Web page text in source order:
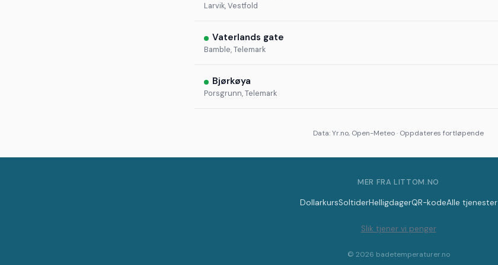
Larvik, Vestfold
Vaterlands gate
Bamble, Telemark
Bjørkøya
Porsgrunn, Telemark
Data: Yr.no, Open-Meteo · Oppdateres fortløpende
MER FRA LITTOM.NO
DollarkursSoltiderHelligdagerQR-kodeAlle tjenester
Slik tjener vi penger
© 2026 badetemperaturer.no